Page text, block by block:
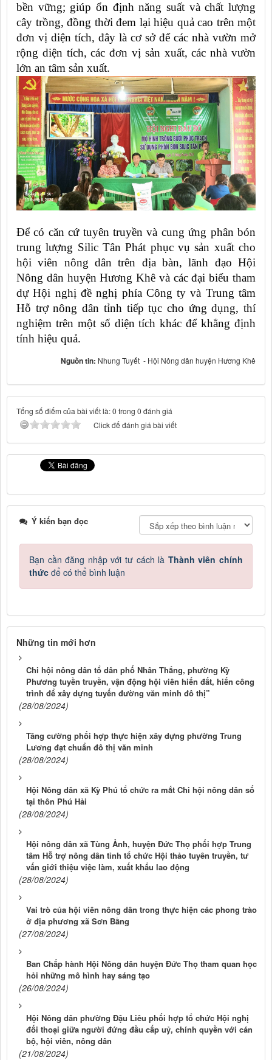
bền vững; giúp ổn định năng suất và chất lượng
cây trồng, đồng thời đem lại hiệu quả cao trên một
đơn vị diện tích, đây là cơ sở để các nhà vườn mở
rộng diện tích, các đơn vị sản xuất, các nhà vườn
lớn an tâm sản xuất.
Để có căn cứ tuyên truyền và cung ứng phân bón
trung lượng Silic Tân Phát phục vụ sản xuất cho
hội viên nông dân trên địa bàn, lãnh đạo Hội
Nông dân huyện Hương Khê và các đại biểu tham
dự Hội nghị đề nghị phía Công ty và Trung tâm
Hỗ trợ nông dân tỉnh tiếp tục cho ứng dụng, thí
nghiệm trên một số diện tích khác để khẳng định
tính hiệu quả.
Nguồn tin: Nhung Tuyết - Hội Nông dân huyện Hương Khê
Tổng số điểm của bài viết là: 0 trong 0 đánh giá
Click để đánh giá bài viết
Ý kiến bạn đọc
Bạn cần đăng nhập với tư cách là Thành viên chính
thức để có thể bình luận
Những tin mới hơn
Chi hội nông dân tổ dân phố Nhân Thắng, phường Kỳ
Phương tuyền truyền, vận động hội viên hiến đất, hiến công
trình để xây dựng tuyến đường văn minh đô thị”
(28/08/2024)
Tăng cường phối hợp thực hiện xây dựng phường Trung
Lương đạt chuẩn đô thị văn minh
(28/08/2024)
Hội Nông dân xã Kỳ Phú tổ chức ra mắt Chi hội nông dân số
tại thôn Phú Hải
(28/08/2024)
Hội nông dân xã Tùng Ảnh, huyện Đức Thọ phối hợp Trung
tâm Hỗ trợ nông dân tỉnh tổ chức Hội thảo tuyên truyền, tư
vấn giới thiệu việc làm, xuất khẩu lao động
(28/08/2024)
Vai trò của hội viên nông dân trong thực hiện các phong trào
ở địa phương xã Sơn Bằng
(27/08/2024)
Ban Chấp hành Hội Nông dân huyện Đức Thọ tham quan học
hỏi những mô hình hay sáng tạo
(26/08/2024)
Hội Nông dân phường Đậu Liêu phối hợp tổ chức Hội nghị
đối thoại giữa người đứng đầu cấp uỷ, chính quyền với cán
bộ, hội viên, nông dân
(21/08/2024)